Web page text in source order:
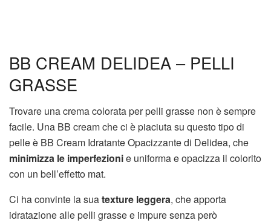
BB CREAM DELIDEA – PELLI
GRASSE
Trovare una crema colorata per pelli grasse non è sempre
facile. Una BB cream che ci è piaciuta su questo tipo di
pelle è BB Cream Idratante Opacizzante di Delidea, che
minimizza le imperfezionie uniforma e opacizza il colorito
con un bell’effetto mat.
Ci ha convinte la suatexture leggera, che apporta
idratazione alle pelli grasse e impure senza però